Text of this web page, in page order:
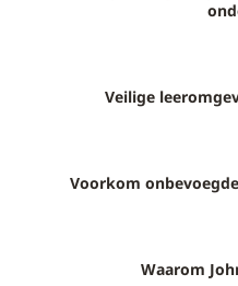
Veilige
Voorkom
Waarom